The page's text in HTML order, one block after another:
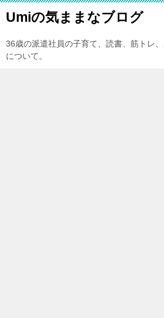
Umiの気ままなブログ
36歳の派遣社員の子育て、読書、筋トレ
について。